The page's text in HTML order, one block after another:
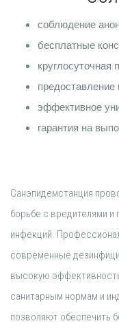
соблюдение
бесплатные
круглосуточная
эффективное
гарантия на
Санэпидемстанция
борьбе с вредителями
инфекций.
современные
высокую
санитарным нормам и
позволяют обеспечить